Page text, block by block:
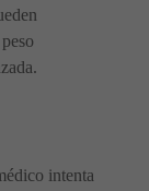
intenta